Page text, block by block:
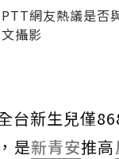
網友熱議是否
攝影
台新生兒僅
是新青安推高